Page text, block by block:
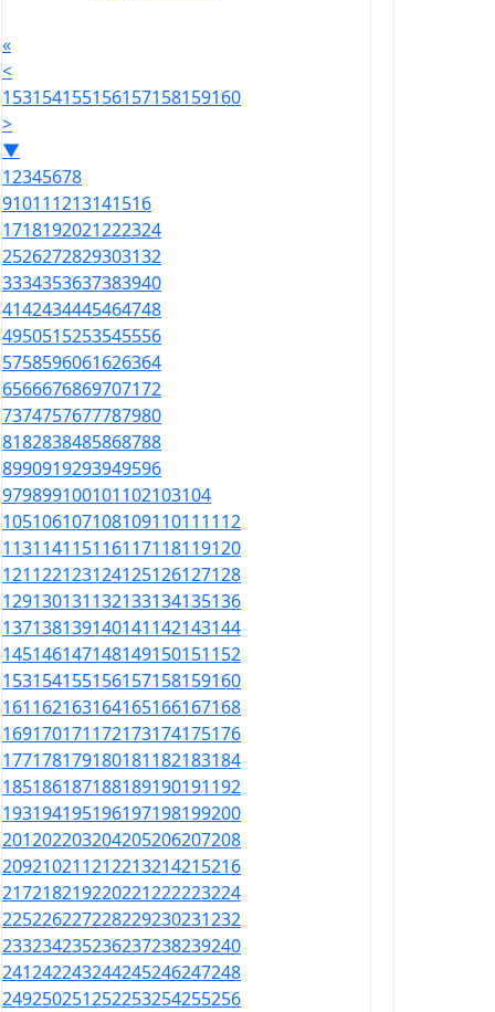
«
<
153154155156157158159160
>
▼
12345678
910111213141516
1718192021222324
2526272829303132
3334353637383940
4142434445464748
4950515253545556
5758596061626364
6566676869707172
7374757677787980
8182838485868788
8990919293949596
979899100101102103104
105106107108109110111112
113114115116117118119120
121122123124125126127128
129130131132133134135136
137138139140141142143144
145146147148149150151152
153154155156157158159160
161162163164165166167168
169170171172173174175176
177178179180181182183184
185186187188189190191192
193194195196197198199200
201202203204205206207208
209210211212213214215216
217218219220221222223224
225226227228229230231232
233234235236237238239240
241242243244245246247248
249250251252253254255256